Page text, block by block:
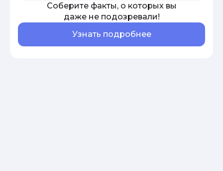
Соберите факты, о которых вы
даже не подозревали!
Узнать подробнее